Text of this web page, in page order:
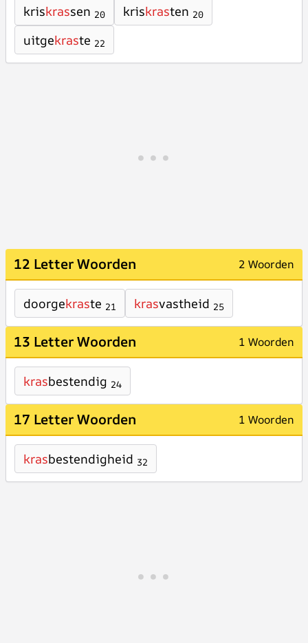
kriskrassen 20 kriskrasten 20
uitgekraste 22
12 Letter Woorden 2 Woorden
doorgekraste 21 krasvastheid 25
13 Letter Woorden 1 Woorden
krasbestendig 24
17 Letter Woorden 1 Woorden
krasbestendigheid 32